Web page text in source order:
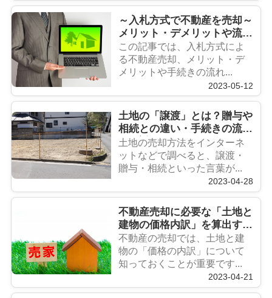
～入札方式で不動産を売却～
メリット・デメリットや流れ
を解説
この記事では、入札方式によ
る不動産売却、メリット・デ
メリットや手続きの流れ...
2023-05-12
土地の「譲渡」とは？贈与や
相続との違い・手続きの流れ
を解説
土地の売却方法をインターネ
ットなどで調べると、譲渡・
贈与・相続といった言葉が...
2023-04-28
不動産売却に必要な「土地と
建物の価格内訳」を算出する
方法とは？
不動産の売却では、土地と建
物の「価格の内訳」について
知っておくことが重要です...
2023-04-21